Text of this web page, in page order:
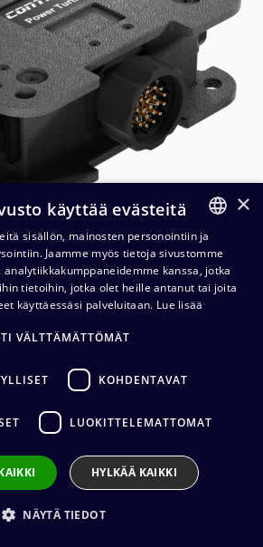
Turtle XO
IN - 6x TRUE1 OUT
FINNISH
ENGLISH
×
käyttää evästeitä
sisällön, mainosten personointiin ja
Jaamme myös tietoja sivustomme
kanssa, jotka
tietoihin, jotka olet heille antanut tai joita
käyttäessäsi palveluitaan. Lue lisää
VÄLTTÄMÄTTÖMÄT
KOHDENTAVAT
LUOKITTELEMATTOMAT
HYLKÄÄ KAIKKI
NÄYTÄ TIEDOT